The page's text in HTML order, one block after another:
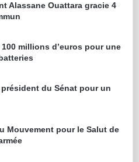
Alassane Ouattara gracie 4
millions d’euros pour une
du Sénat pour un
Mouvement pour le Salut de